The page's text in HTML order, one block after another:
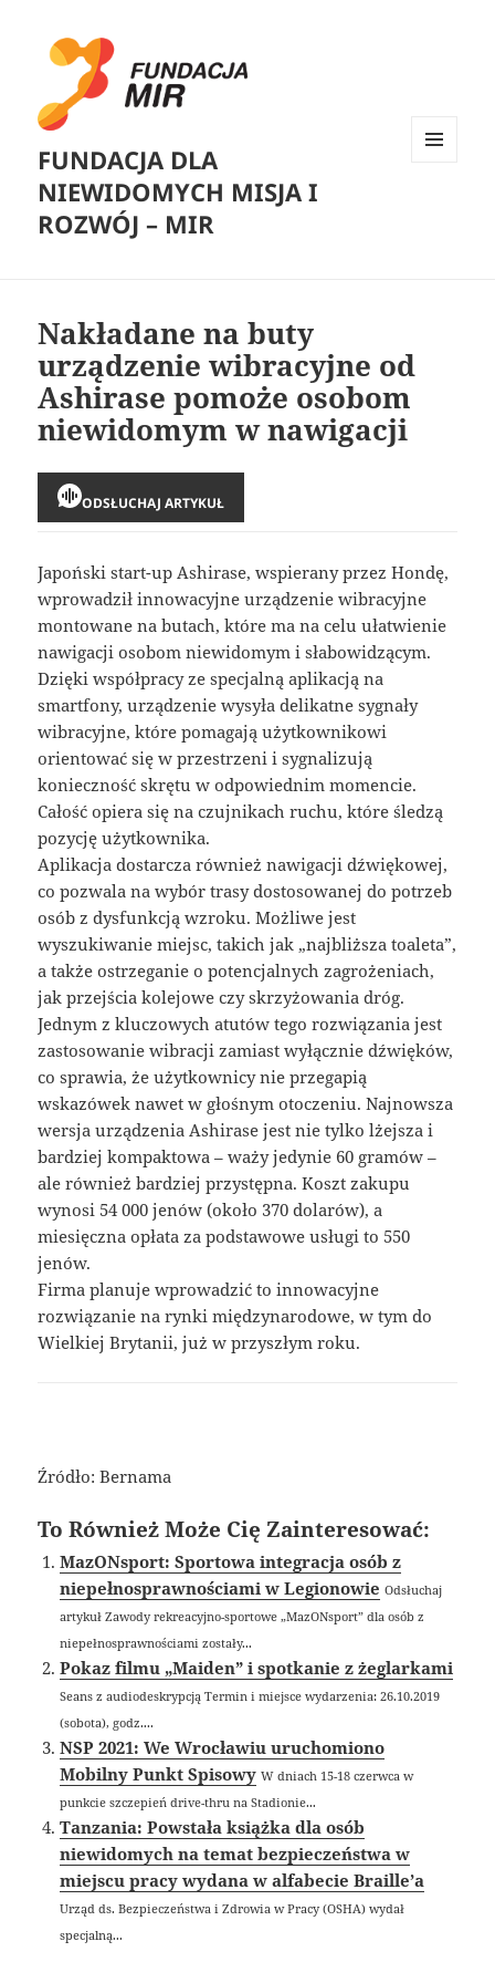
FUNDACJA DLA
NIEWIDOMYCH MISJA I
ROZWÓJ – MIR
Nakładane na buty
urządzenie wibracyjne od
Ashirase pomoże osobom
niewidomym w nawigacji
ODSŁUCHAJ ARTYKUŁ
Japoński start-up Ashirase, wspierany przez Hondę,
wprowadził innowacyjne urządzenie wibracyjne
montowane na butach, które ma na celu ułatwienie
nawigacji osobom niewidomym i słabowidzącym.
Dzięki współpracy ze specjalną aplikacją na
smartfony, urządzenie wysyła delikatne sygnały
wibracyjne, które pomagają użytkownikowi
orientować się w przestrzeni i sygnalizują
konieczność skrętu w odpowiednim momencie.
Całość opiera się na czujnikach ruchu, które śledzą
pozycję użytkownika.
Aplikacja dostarcza również nawigacji dźwiękowej,
co pozwala na wybór trasy dostosowanej do potrzeb
osób z dysfunkcją wzroku. Możliwe jest
wyszukiwanie miejsc, takich jak „najbliższa toaleta”,
a także ostrzeganie o potencjalnych zagrożeniach,
jak przejścia kolejowe czy skrzyżowania dróg.
Jednym z kluczowych atutów tego rozwiązania jest
zastosowanie wibracji zamiast wyłącznie dźwięków,
co sprawia, że użytkownicy nie przegapią
wskazówek nawet w głośnym otoczeniu. Najnowsza
wersja urządzenia Ashirase jest nie tylko lżejsza i
bardziej kompaktowa – waży jedynie 60 gramów –
ale również bardziej przystępna. Koszt zakupu
wynosi 54 000 jenów (około 370 dolarów), a
miesięczna opłata za podstawowe usługi to 550
jenów.
Firma planuje wprowadzić to innowacyjne
rozwiązanie na rynki międzynarodowe, w tym do
Wielkiej Brytanii, już w przyszłym roku.
Źródło: Bernama
To Również Może Cię Zainteresować:
MazONsport: Sportowa integracja osób z
niepełnosprawnościami w Legionowie Odsłuchaj
artykuł Zawody rekreacyjno-sportowe „MazONsport” dla osób z
niepełnosprawnościami zostały...
Pokaz filmu „Maiden” i spotkanie z żeglarkami
Seans z audiodeskrypcją Termin i miejsce wydarzenia: 26.10.2019
(sobota), godz....
NSP 2021: We Wrocławiu uruchomiono
Mobilny Punkt Spisowy W dniach 15-18 czerwca w
punkcie szczepień drive-thru na Stadionie...
Tanzania: Powstała książka dla osób
niewidomych na temat bezpieczeństwa w
miejscu pracy wydana w alfabecie Braille’a
Urząd ds. Bezpieczeństwa i Zdrowia w Pracy (OSHA) wydał
specjalną...